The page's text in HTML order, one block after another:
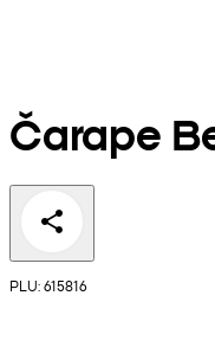
Čarape
PLU: 615816